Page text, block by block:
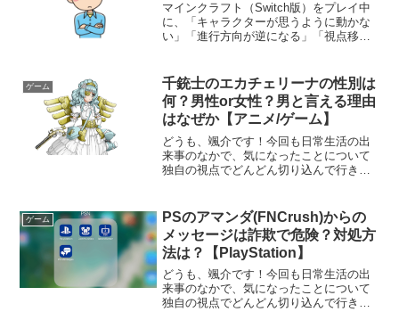
マインクラフト（Switch版）をプレイ中
に、「キャラクターが思うように動かな
い」「進行方向が逆になる」「視点移動
らの問題が発生すると、ゲームが快適に
進まなくなり、困っ...
ゲーム
千銃士のエカチェリーナの性別は
何？男性or女性？男と言える理由
はなぜか【アニメ/ゲーム】
どうも、颯介です！今回も日常生活の出
来事のなかで、気になったことについて
独自の視点でどんどん切り込んで行きた
『千銃士』に登場するキャラクター『エ
カチェリーナ』の性別が男な...
ゲーム
PSのアマンダ(FNCrush)からの
メッセージは詐欺で危険？対処方
法は？【PlayStation】
どうも、颯介です！今回も日常生活の出
来事のなかで、気になったことについて
独自の視点でどんどん切り込んで行きた